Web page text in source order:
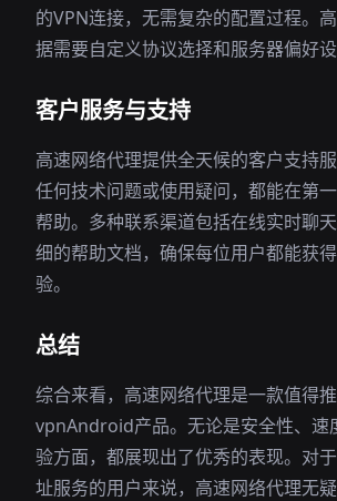
的VPN连接，无需复杂的配置过程。
据需要自定义协议选择和服务器偏好设
客户服务与支持
高速网络代理提供全天候的客户支持
任何技术问题或使用疑问，都能在第
帮助。多种联系渠道包括在线实时聊
细的帮助文档，确保每位用户都能获
验。
总结
综合来看，高速网络代理是一款值得
vpnAndroid产品。无论是安全性、速
验方面，都展现出了优秀的表现。对
址服务的用户来说，高速网络代理无